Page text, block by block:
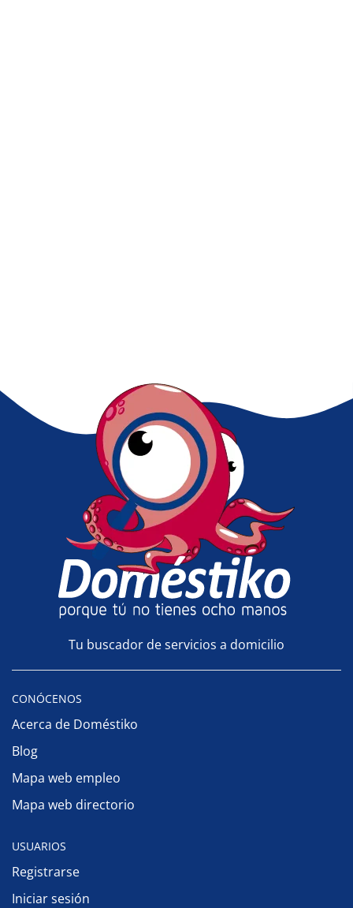
Tu buscador de servicios a domicilio
CONÓCENOS
Acerca de Doméstiko
Blog
Mapa web empleo
Mapa web directorio
USUARIOS
Registrarse
Iniciar sesión